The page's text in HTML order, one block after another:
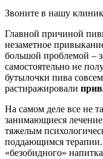
Звоните в нашу
Главной причиной
незаметное
большой проблемой –
самостоятельно не
бутылочки пива
растиражировали
На самом деле все не
занимающиеся
тяжелым
поддающимся терапии.
«безобидного» напитка